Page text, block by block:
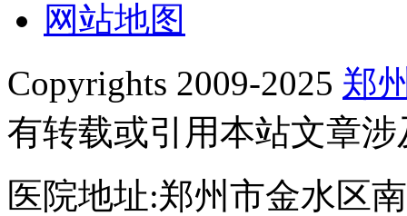
网站地图
Copyrights 2009-2025 郑
有转载或引用本站文章
医院地址:郑州市金水区